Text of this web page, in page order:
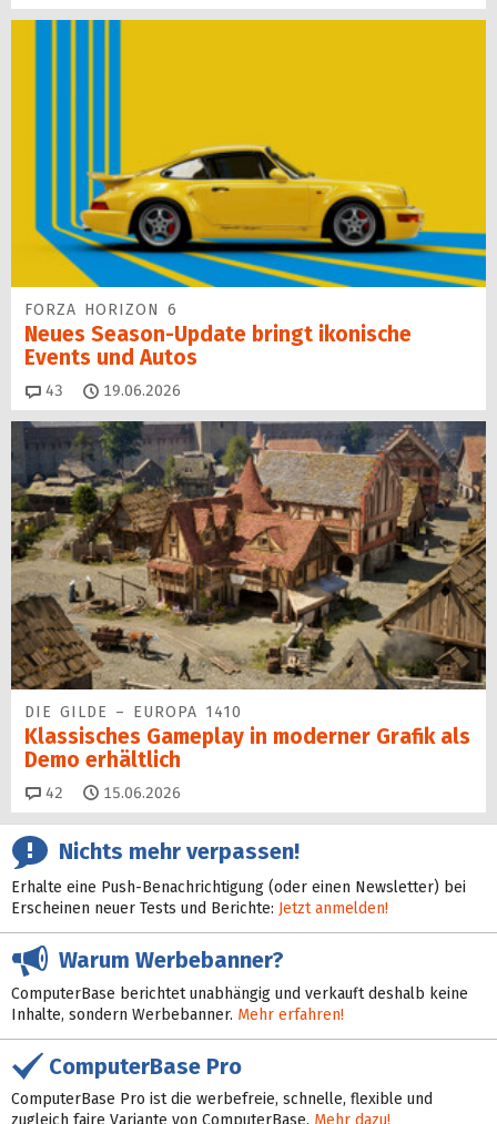
FORZA HORIZON 6
Neues Season-Update bringt ikonische
Events und Autos
43 Kommentare
19.06.2026
DIE GILDE – EUROPA 1410
Klassisches Gameplay in moderner Grafik als
Demo erhältlich
42 Kommentare
15.06.2026
Nichts mehr verpassen!
Erhalte eine Push-Benachrichtigung (oder einen Newsletter) bei
Erscheinen neuer Tests und Berichte: Jetzt anmelden!
Warum Werbebanner?
ComputerBase berichtet unabhängig und verkauft deshalb keine
Inhalte, sondern Werbebanner. Mehr erfahren!
ComputerBase Pro
ComputerBase Pro ist die werbefreie, schnelle, flexible und